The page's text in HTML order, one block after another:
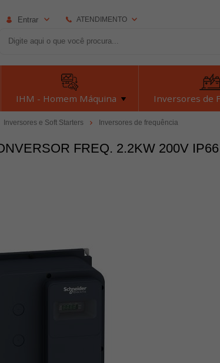
Entrar ATENDIMENTO
dexyiloja@dexyi.com.br
Atendimento Online
IHM - Homem Máquina Inversores de
Inversores e Soft Starters Inversores de frequência
FREQ. 2.2KW 200V IP66